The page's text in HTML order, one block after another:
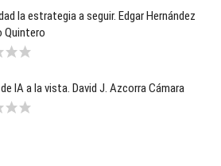
la estrategia a seguir. Edgar Hernández
Quintero
IA a la vista. David J. Azcorra Cámara